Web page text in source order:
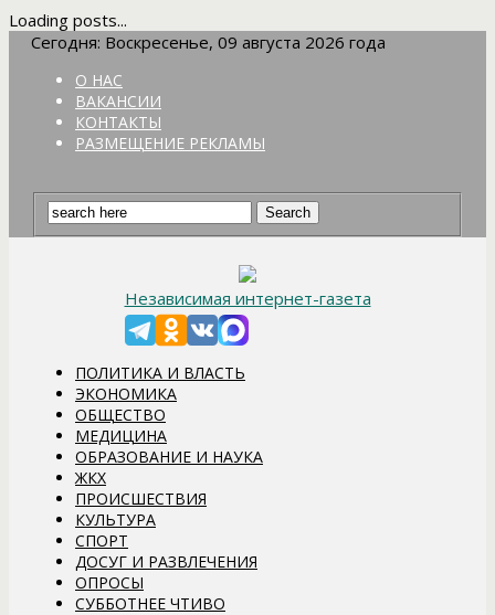
Loading posts...
Сегодня: Воскресенье, 09 августа 2026 года
О НАС
ВАКАНСИИ
КОНТАКТЫ
РАЗМЕЩЕНИЕ РЕКЛАМЫ
Независимая интернет-газета
ПОЛИТИКА И ВЛАСТЬ
ЭКОНОМИКА
ОБЩЕСТВО
МЕДИЦИНА
ОБРАЗОВАНИЕ И НАУКА
ЖКХ
ПРОИСШЕСТВИЯ
КУЛЬТУРА
СПОРТ
ДОСУГ И РАЗВЛЕЧЕНИЯ
ОПРОСЫ
СУББОТНЕЕ ЧТИВО